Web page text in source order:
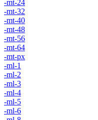
-mt-24
-mt-32
-mt-40
-mt-48
-mt-56
-mt-64
-mt-px
-ml-1
-ml-2
-ml-3
-ml-4
-ml-5
-ml-6